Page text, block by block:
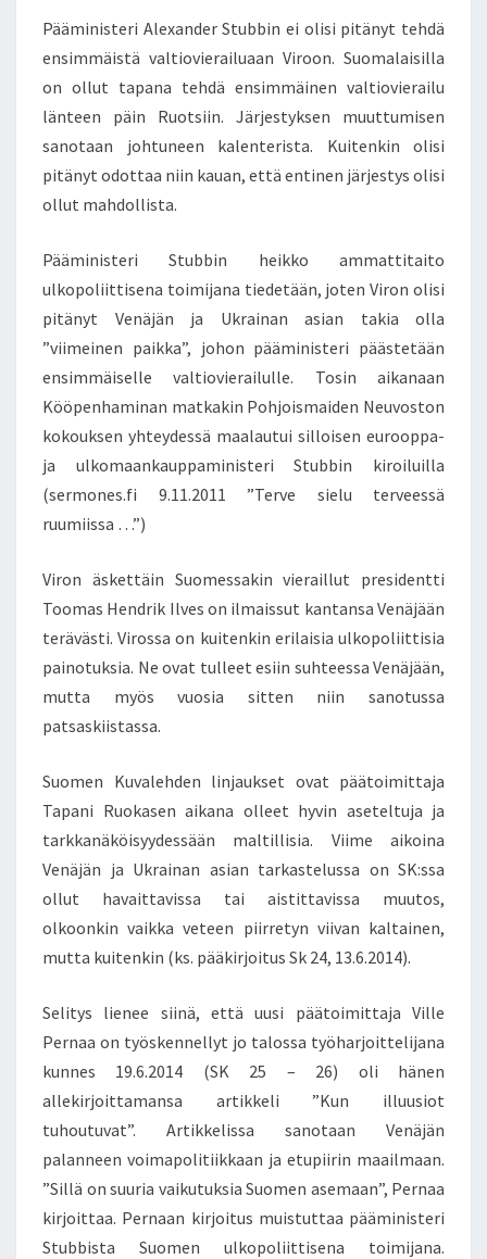
1
4
Pääministeri Alexander Stubbin ei olisi pitänyt tehdä
ensimmäistä valtiovierailuaan Viroon. Suomalaisilla
on ollut tapana tehdä ensimmäinen valtiovierailu
länteen päin Ruotsiin. Järjestyksen muuttumisen
sanotaan johtuneen kalenterista. Kuitenkin olisi
pitänyt odottaa niin kauan, että entinen järjestys olisi
ollut mahdollista.
Pääministeri Stubbin heikko ammattitaito
ulkopoliittisena toimijana tiedetään, joten Viron olisi
pitänyt Venäjän ja Ukrainan asian takia olla
”viimeinen paikka”, johon pääministeri päästetään
ensimmäiselle valtiovierailulle. Tosin aikanaan
Kööpenhaminan matkakin Pohjoismaiden Neuvoston
kokouksen yhteydessä maalautui silloisen eurooppa-
ja ulkomaankauppaministeri Stubbin kiroiluilla
(sermones.fi 9.11.2011 ”Terve sielu terveessä
ruumiissa …”)
Viron äskettäin Suomessakin vieraillut presidentti
Toomas Hendrik Ilves on ilmaissut kantansa Venäjään
terävästi. Virossa on kuitenkin erilaisia ulkopoliittisia
painotuksia. Ne ovat tulleet esiin suhteessa Venäjään,
mutta myös vuosia sitten niin sanotussa
patsaskiistassa.
Suomen Kuvalehden linjaukset ovat päätoimittaja
Tapani Ruokasen aikana olleet hyvin aseteltuja ja
tarkkanäköisyydessään maltillisia. Viime aikoina
Venäjän ja Ukrainan asian tarkastelussa on SK:ssa
ollut havaittavissa tai aistittavissa muutos,
olkoonkin vaikka veteen piirretyn viivan kaltainen,
mutta kuitenkin (ks. pääkirjoitus Sk 24, 13.6.2014).
Selitys lienee siinä, että uusi päätoimittaja Ville
Pernaa on työskennellyt jo talossa työharjoittelijana
kunnes 19.6.2014 (SK 25 – 26) oli hänen
allekirjoittamansa artikkeli ”Kun illuusiot
tuhoutuvat”. Artikkelissa sanotaan Venäjän
palanneen voimapolitiikkaan ja etupiirin maailmaan.
”Sillä on suuria vaikutuksia Suomen asemaan”, Pernaa
kirjoittaa. Pernaan kirjoitus muistuttaa pääministeri
Stubbista Suomen ulkopoliittisena toimijana.